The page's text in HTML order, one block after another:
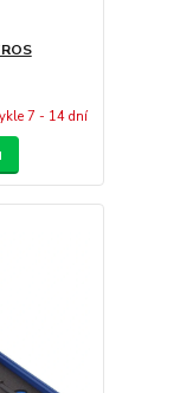
7 - 14 dní